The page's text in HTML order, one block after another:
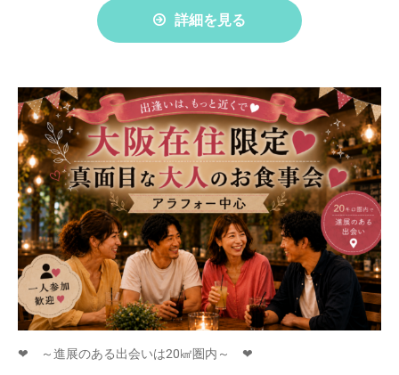
詳細を見る
❤ ～進展のある出会いは20㎢圏内～ ❤